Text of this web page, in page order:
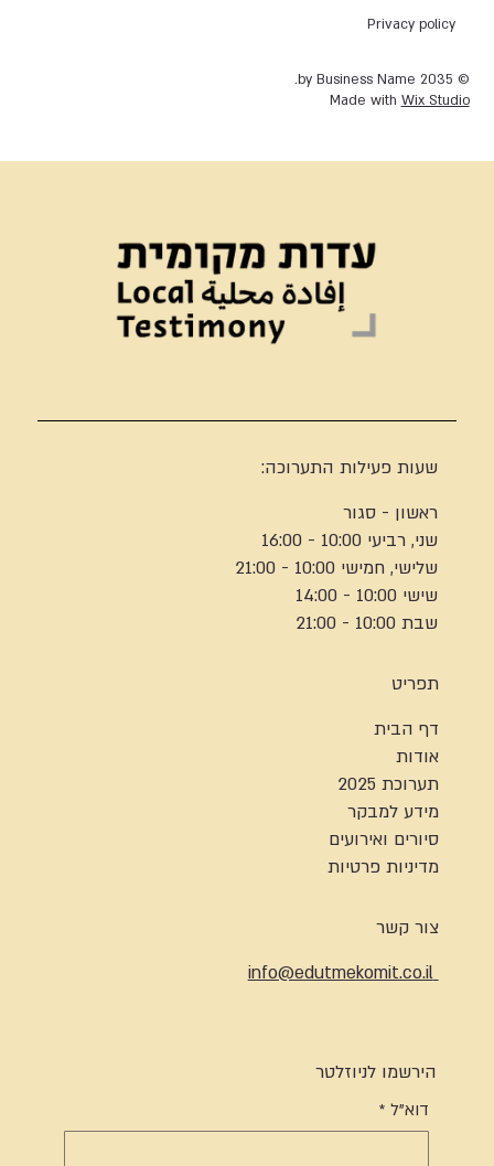
Privacy policy
© 2035 by Business Name.
Made with Wix Studio
שעות פעילות התערוכה:
ראשון - סגור
שני, רביעי 10:00 - 16:00
שלישי, חמישי 10:00 - 21:00
שישי 10:00 - 14:00
שבת 10:00 - 21:00
תפריט
דף הבית
אודות
תערוכת 2025
מידע למבקר
סיורים ואירועים
מדיניות פרטיות
צור קשר
info@edutmekomit.co.il
הירשמו לניוזלטר
דוא"ל *